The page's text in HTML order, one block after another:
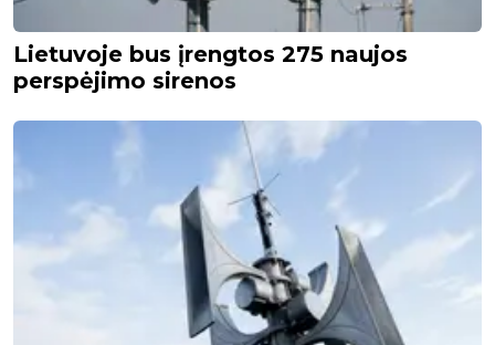
Lietuvoje bus įrengtos 275 naujos
perspėjimo sirenos